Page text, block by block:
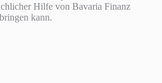
Hilfe von Bavaria Finanz
kann.